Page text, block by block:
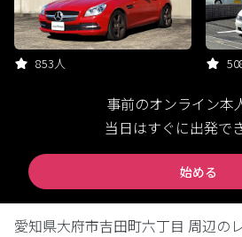
853人
事前のオンライン本
当日はすぐに出発で
始める
愛知県大府市吉田町六丁目 周辺の